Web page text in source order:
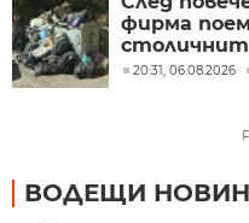
фирма
"Подуяне"
20:31, 06.08.2026
ВОДЕЩИ